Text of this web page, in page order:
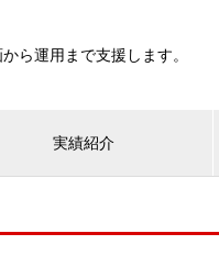
ら運用まで支援します。
実績紹介